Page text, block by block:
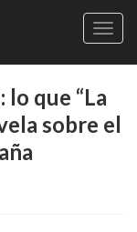
que “La
sobre el